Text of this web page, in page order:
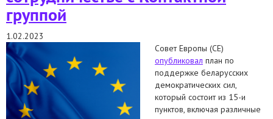
группой
1.02.2023
Совет Европы (СЕ)
опубликовал план по
поддержке беларусских
демократических сил,
который состоит из 15-и
пунктов, включая различные